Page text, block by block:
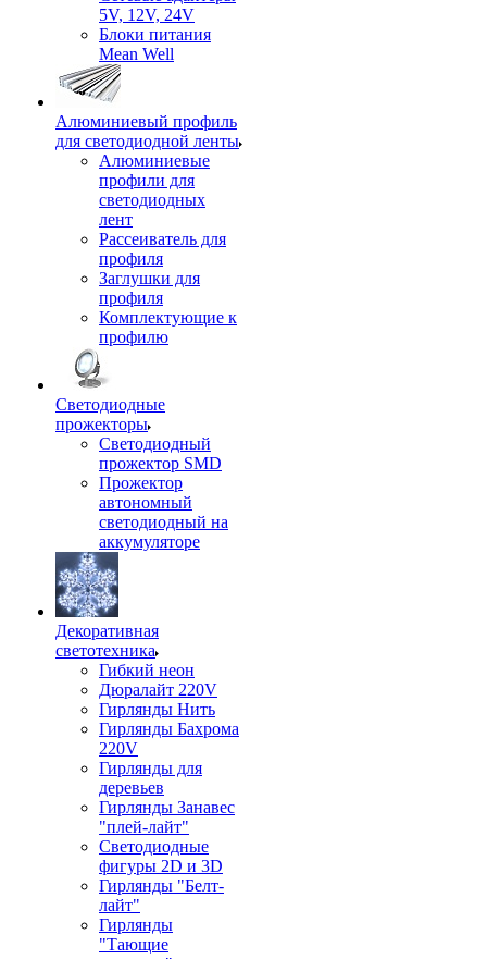
5V, 12V, 24V
Блоки питания
Mean Well
Алюминиевый профиль
для светодиодной ленты
Алюминиевые
профили для
светодиодных
лент
Рассеиватель для
профиля
Заглушки для
профиля
Комплектующие к
профилю
Светодиодные
прожекторы
Светодиодный
прожектор SMD
Прожектор
автономный
светодиодный на
аккумуляторе
Декоративная
светотехника
Гибкий неон
Дюралайт 220V
Гирлянды Нить
Гирлянды Бахрома
220V
Гирлянды для
деревьев
Гирлянды Занавес
"плей-лайт"
Светодиодные
фигуры 2D и 3D
Гирлянды "Белт-
лайт"
Гирлянды
"Тающие